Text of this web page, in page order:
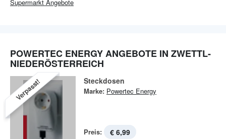
Supermarkt Angebote
POWERTEC ENERGY ANGEBOTE IN ZWETTL-
NIEDERÖSTERREICH
Verpasst! Steckdosen
Marke: Powertec Energy
Preis: € 6,99